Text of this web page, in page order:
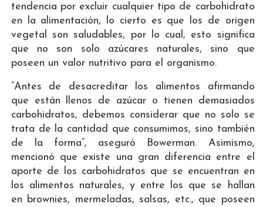
tendencia por excluir cualquier tipo de carbohidrato
en la alimentación, lo cierto es que los de origen
vegetal son saludables, por lo cual, esto significa
que no son solo azúcares naturales, sino que
poseen un valor nutritivo para el organismo.
“Antes de desacreditar los alimentos afirmando
que están llenos de azúcar o tienen demasiados
carbohidratos, debemos considerar que no solo se
trata de la cantidad que consumimos, sino también
de la forma”, aseguró Bowerman. Asimismo,
mencionó que existe una gran diferencia entre el
aporte de los carbohidratos que se encuentran en
los alimentos naturales, y entre los que se hallan
en brownies, mermeladas, salsas, etc., que poseen